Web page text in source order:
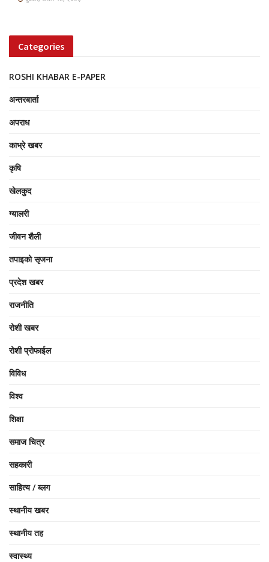
Categories
ROSHI KHABAR E-PAPER
अन्तरबार्ता
अपराध
काभ्रे खबर
कृषि
खेलकुद
ग्यालरी
जीवन शैली
तपाइको सृजना
प्रदेश खबर
राजनीति
रोशी खबर
रोशी प्रोफाईल
विविध
विश्व
शिक्षा
समाज चित्र
सहकारी
साहित्य / ब्लग
स्थानीय खबर
स्थानीय तह
स्वास्थ्य